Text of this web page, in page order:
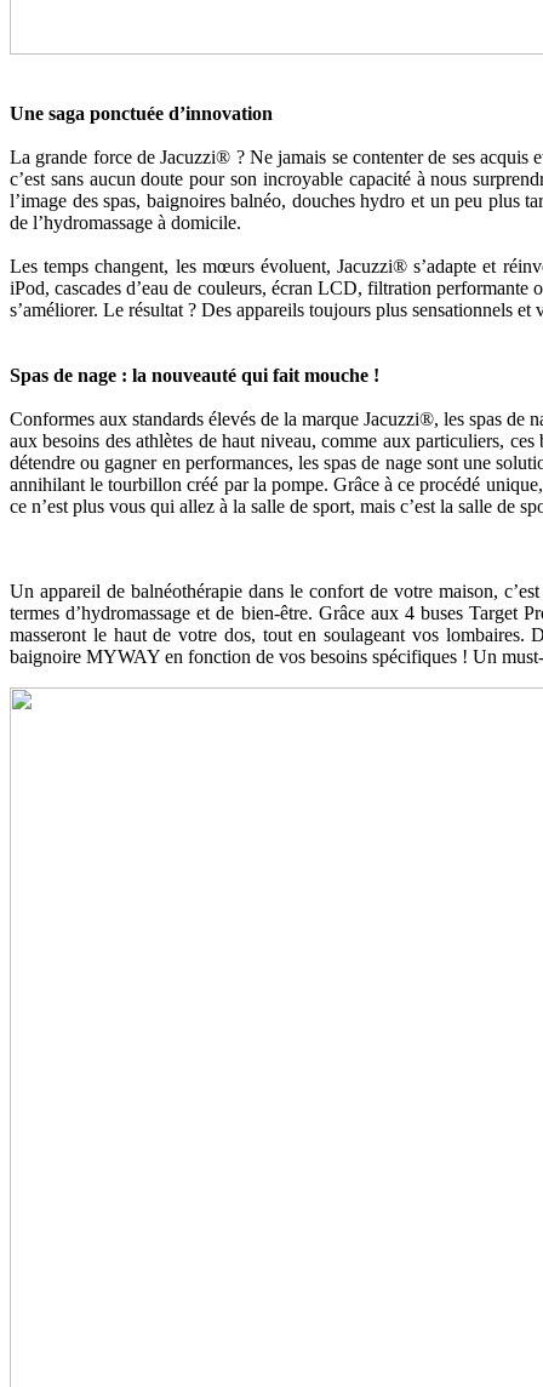
Une saga ponctuée d’innovation
La grande force de Jacuzzi® ? Ne jamais se contenter de ses acquis
c’est sans aucun doute pour son incroyable capacité à nous
l’image des spas, baignoires balnéo, douches hydro et un peu plus
de l’hydromassage à domicile.
Les temps changent, les mœurs évoluent, Jacuzzi® s’adapte et
iPod, cascades d’eau de couleurs, écran LCD, filtration performante
s’améliorer. Le résultat ? Des appareils toujours plus sensationnels
Spas de nage : la nouveauté qui fait mouche !
Conformes aux standards élevés de la marque Jacuzzi®, les spas
aux besoins des athlètes de haut niveau, comme aux particuliers,
détendre ou gagner en performances, les spas de nage sont une
annihilant le tourbillon créé par la pompe. Grâce à ce procédé
ce n’est plus vous qui allez à la salle de sport, mais c’est la salle de
Un appareil de balnéothérapie dans le confort de votre maison,
termes d’hydromassage et de bien-être. Grâce aux 4 buses Target
masseront le haut de votre dos, tout en soulageant vos lombaires.
baignoire MYWAY en fonction de vos besoins spécifiques ! Un